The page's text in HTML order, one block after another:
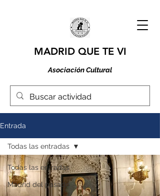
MADRID QUE TE VI
Asociación Cultural
Entrada
Todas las entradas
Madrid del pasado
Todas las entradas